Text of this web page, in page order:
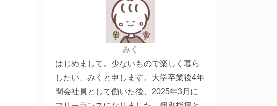
みく
はじめまして。少ないもので楽しく暮ら
したい、みくと申します。大学卒業後4年
間会社員として働いた後、2025年3月に